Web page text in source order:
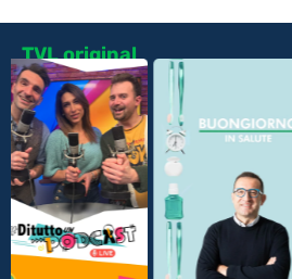
TVL original